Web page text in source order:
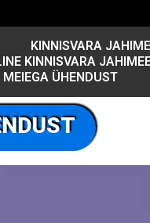
KINNISVARA
KINNISVARA
ÜHENDUST